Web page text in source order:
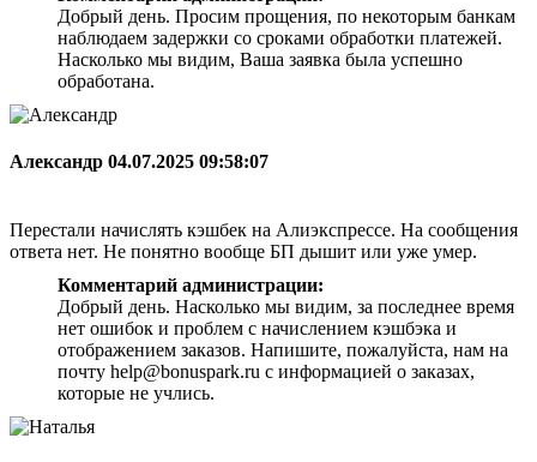
Добрый день. Просим прощения, по некоторым банкам
наблюдаем задержки со сроками обработки платежей.
Насколько мы видим, Ваша заявка была успешно
обработана.
Александр 04.07.2025 09:58:07
Перестали начислять кэшбек на Алиэкспрессе. На сообщения
ответа нет. Не понятно вообще БП дышит или уже умер.
Комментарий администрации:
Добрый день. Насколько мы видим, за последнее время
нет ошибок и проблем с начислением кэшбэка и
отображением заказов. Напишите, пожалуйста, нам на
почту help@bonuspark.ru с информацией о заказах,
которые не учлись.